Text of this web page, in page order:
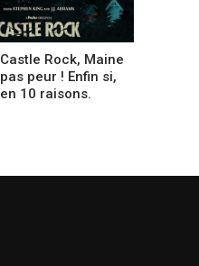
Castle Rock, Maine
pas peur ! Enfin si,
en 10 raisons.